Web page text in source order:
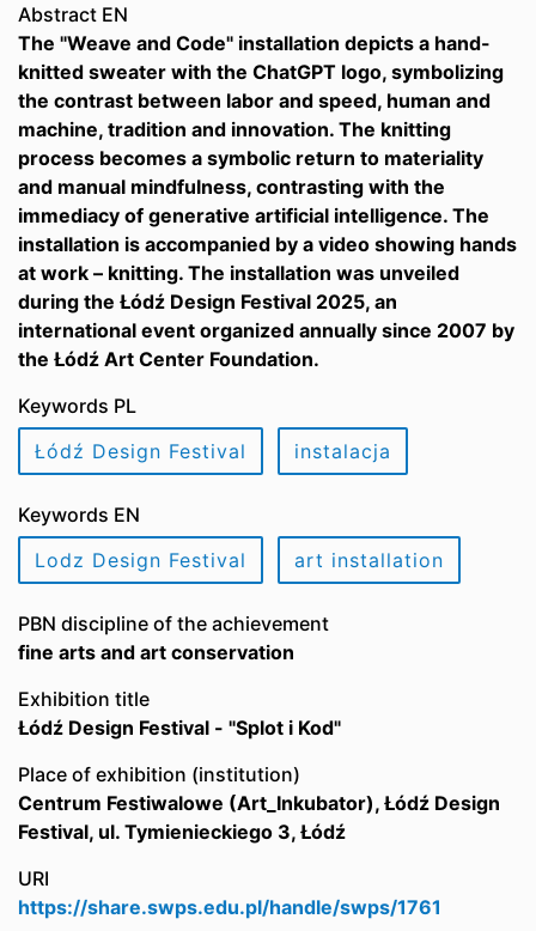
Abstract EN
The "Weave and Code" installation depicts a hand-
knitted sweater with the ChatGPT logo, symbolizing
the contrast between labor and speed, human and
machine, tradition and innovation. The knitting
process becomes a symbolic return to materiality
and manual mindfulness, contrasting with the
immediacy of generative artificial intelligence. The
installation is accompanied by a video showing hands
at work – knitting. The installation was unveiled
during the Łódź Design Festival 2025, an
international event organized annually since 2007 by
the Łódź Art Center Foundation.
Keywords PL
Łódź Design Festival
instalacja
Keywords EN
Lodz Design Festival
art installation
PBN discipline of the achievement
fine arts and art conservation
Exhibition title
Łódź Design Festival - "Splot i Kod"
Place of exhibition (institution)
Centrum Festiwalowe (Art_Inkubator), Łódź Design
Festival, ul. Tymienieckiego 3, Łódź
URI
https://share.swps.edu.pl/handle/swps/1761